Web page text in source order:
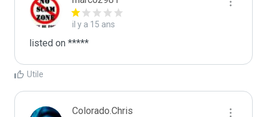
il y a 15 ans
listed on *****
Utile
Colorado.Chris